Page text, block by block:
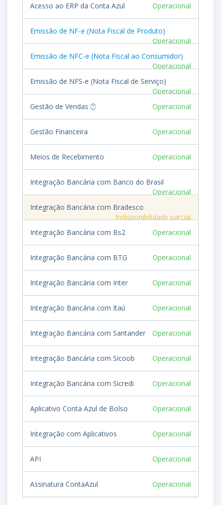
Acesso ao ERP da Conta Azul Operacional
Emissão de NF-e (Nota Fiscal de Produto)
Operacional
Emissão de NFC-e (Nota Fiscal ao Consumidor)
Operacional
Emissão de NFS-e (Nota Fiscal de Serviço)
Operacional
Gestão de Vendas
Operacional
Gestão Financeira Operacional
Meios de Recebimento Operacional
Integração Bancária com Banco do Brasil
Operacional
Integração Bancária com Bradesco
Indisponibilidade parcial
Integração Bancária com Bs2
Operacional
Integração Bancária com BTG Operacional
Integração Bancária com Inter Operacional
Integração Bancária com Itaú Operacional
Integração Bancária com Santander Operacional
Integração Bancária com Sicoob Operacional
Integração Bancária com Sicredi Operacional
Aplicativo Conta Azul de Bolso Operacional
Integração com Aplicativos Operacional
API Operacional
Assinatura ContaAzul Operacional